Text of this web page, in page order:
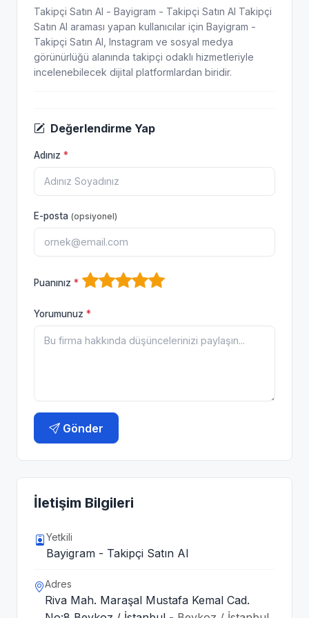
Takipçi Satın Al - Bayigram - Takipçi Satın Al Takipçi
Satın Al araması yapan kullanıcılar için Bayigram -
Takipçi Satın Al, Instagram ve sosyal medya
görünürlüğü alanında takipçi odaklı hizmetleriyle
incelenebilecek dijital platformlardan biridir.
Değerlendirme Yap
Adınız *
E-posta (opsiyonel)
Puanınız *
Yorumunuz *
Gönder
İletişim Bilgileri
Yetkili
Bayigram - Takipçi Satın Al
Adres
Riva Mah. Maraşal Mustafa Kemal Cad.